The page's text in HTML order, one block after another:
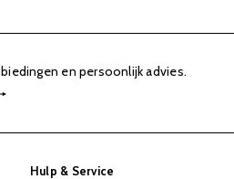
en persoonlijk advies.
Hulp & Service